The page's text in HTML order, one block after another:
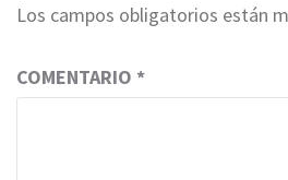
Los campos obligatorios están
COMENTARIO *